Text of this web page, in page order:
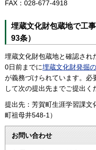
FAX：028-677-4918
埋蔵文化財包蔵地で工
93条）
埋蔵文化財包蔵地と確認され
0日前までに埋蔵文化財発掘
が義務づけられています。必
して次の提出先までご提出く
提出先：芳賀町生涯学習課
町祖母井548-1）
お問い合わせ